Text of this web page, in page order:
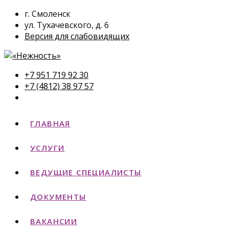
г. Смоленск
ул. Тухачевского, д. 6
Версия для слабовидящих
+7 951 719 92 30
+7 (4812) 38 97 57
ГЛАВНАЯ
УСЛУГИ
ВЕДУЩИЕ СПЕЦИАЛИСТЫ
ДОКУМЕНТЫ
ВАКАНСИИ